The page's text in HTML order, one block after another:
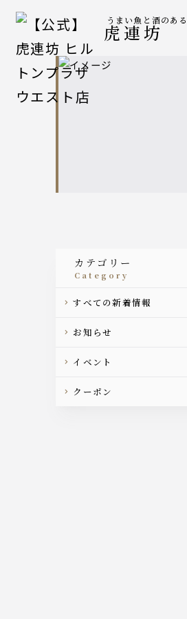
うまい魚と酒のあ
虎連坊
カテゴリー
category
すべての新着情報
お知らせ
イベント
クーポン